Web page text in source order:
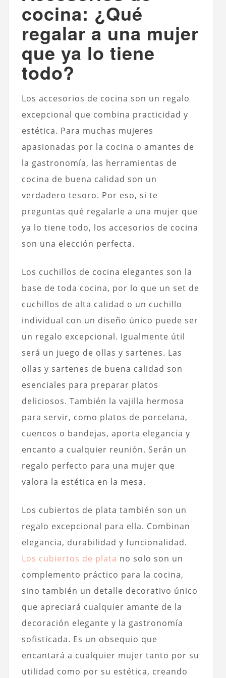
cocina: ¿Qué
regalar a una mujer
que ya lo tiene
todo?
Los accesorios de cocina son un regalo
excepcional que combina practicidad y
estética. Para muchas mujeres
apasionadas por la cocina o amantes de
la gastronomía, las herramientas de
cocina de buena calidad son un
verdadero tesoro. Por eso, si te
preguntas qué regalarle a una mujer que
ya lo tiene todo, los accesorios de cocina
son una elección perfecta.
Los cuchillos de cocina elegantes son la
base de toda cocina, por lo que un set de
cuchillos de alta calidad o un cuchillo
individual con un diseño único puede ser
un regalo excepcional. Igualmente útil
será un juego de ollas y sartenes. Las
ollas y sartenes de buena calidad son
esenciales para preparar platos
deliciosos. También la vajilla hermosa
para servir, como platos de porcelana,
cuencos o bandejas, aporta elegancia y
encanto a cualquier reunión. Serán un
regalo perfecto para una mujer que
valora la estética en la mesa.
Los cubiertos de plata también son un
regalo excepcional para ella. Combinan
elegancia, durabilidad y funcionalidad.
Los cubiertos de plata no solo son un
complemento práctico para la cocina,
sino también un detalle decorativo único
que apreciará cualquier amante de la
decoración elegante y la gastronomía
sofisticada. Es un obsequio que
encantará a cualquier mujer tanto por su
utilidad como por su estética, creando